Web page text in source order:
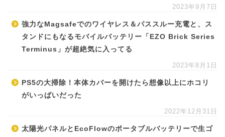
2023年9月7日
強力なMagsafeでのワイヤレス＆パススルー充電と、ス
タンドにもなるモバイルバッテリー「EZO Brick Series
Terminus」が超絶気に入ってる
2023年8月1日
PS5の大掃除！本体カバーを開けたら想像以上にホコリ
がいっぱいだった
2022年12月31日
太陽光パネルとEcoFlowのポータブルバッテリーで生ゴ